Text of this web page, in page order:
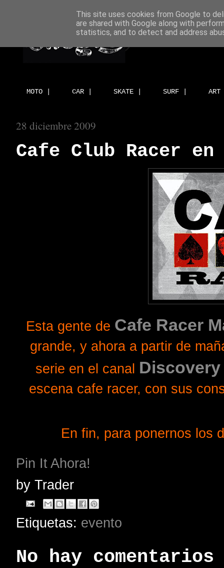
MOTO | CAR | SKATE | SURF |
28 diciembre 2009
Cafe Club Racer
Esta gente de Cafe Racer
grande, y ahora a partir de
serie en el canal
escena cafe racer, con sus
En fin, para ponernos los
Pin It Ahora!
by Trader
Etiquetas: evento
No hay
This site uses cookies from Google to
are shared with Google along with
statistics, and to detect and address